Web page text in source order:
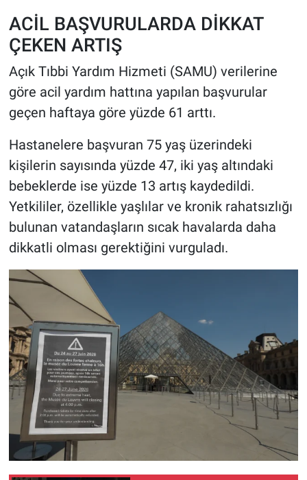
ACİL BAŞVURULARDA DİKKAT
ÇEKEN ARTIŞ
Açık Tıbbi Yardım Hizmeti (SAMU) verilerine
göre acil yardım hattına yapılan başvurular
geçen haftaya göre yüzde 61 arttı.
Hastanelere başvuran 75 yaş üzerindeki
kişilerin sayısında yüzde 47, iki yaş altındaki
bebeklerde ise yüzde 13 artış kaydedildi.
Yetkililer, özellikle yaşlılar ve kronik rahatsızlığı
bulunan vatandaşların sıcak havalarda daha
dikkatli olması gerektiğini vurguladı.